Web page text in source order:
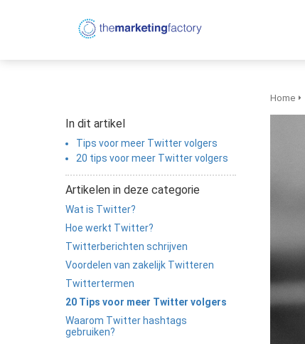
In dit artikel
Tips voor meer Twitter volgers
20 tips voor meer Twitter volgers
Artikelen in deze categorie
Wat is Twitter?
Hoe werkt Twitter?
Twitterberichten schrijven
Voordelen van zakelijk Twitteren
Twittertermen
20 Tips voor meer Twitter volgers
Waarom Twitter hashtags
gebruiken?
Home